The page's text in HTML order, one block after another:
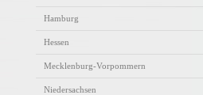
Hamburg
Hessen
Mecklenburg-Vorpommern
Niedersachsen